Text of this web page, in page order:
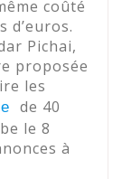
coûté
d’euros.
Pichai,
proposée
les
de 40
le 8
à